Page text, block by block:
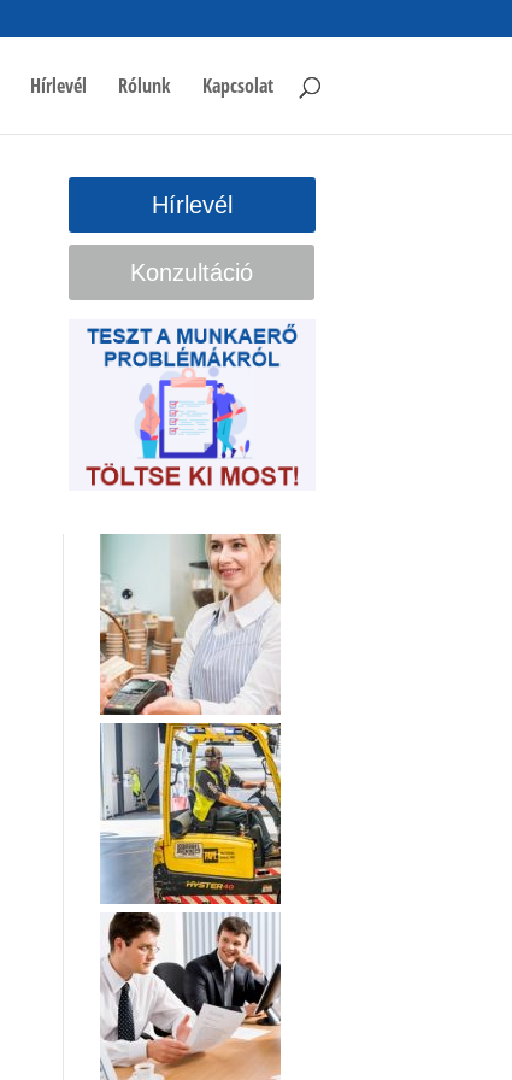
Hírlevél Rólunk Kapcsolat
Hírlevél
Konzultáció